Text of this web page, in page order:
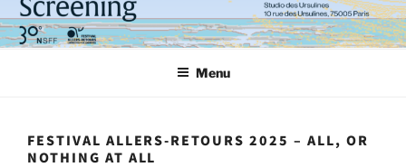
Aller
au
contenu
Menu
FESTIVAL ALLERS-RETOURS 2025 – ALL, OR
NOTHING AT ALL